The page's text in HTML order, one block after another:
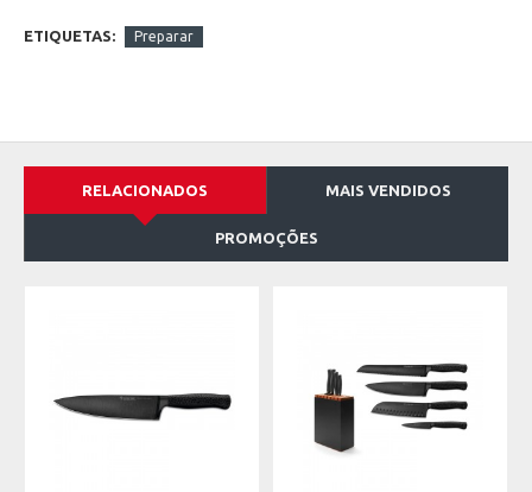
ETIQUETAS: Preparar
RELACIONADOS MAIS VENDIDOS
PROMOÇÕES